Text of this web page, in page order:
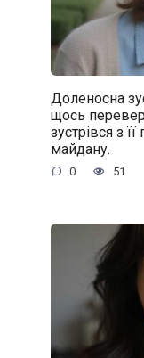
Доленосна
щось
зустрівся з
майдану.
0 51